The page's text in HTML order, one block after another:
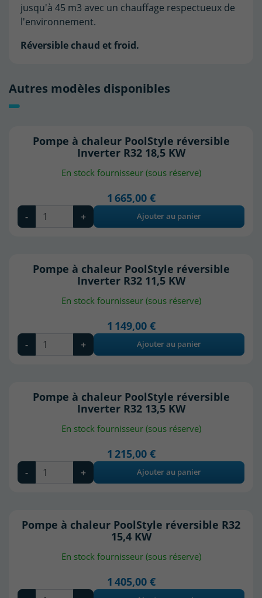
jusqu'à 45 m3 avec un chauffage respectueux de
l'environnement.
Réversible chaud et froid.
Autres modèles disponibles
Pompe à chaleur PoolStyle réversible
Inverter R32 18,5 KW
En stock fournisseur (sous réserve)
1 665,00 €
- + Ajouter au panier
Pompe à chaleur PoolStyle réversible
Inverter R32 11,5 KW
En stock fournisseur (sous réserve)
1 149,00 €
- + Ajouter au panier
Pompe à chaleur PoolStyle réversible
Inverter R32 13,5 KW
En stock fournisseur (sous réserve)
1 215,00 €
- + Ajouter au panier
Pompe à chaleur PoolStyle réversible R32
15,4 KW
En stock fournisseur (sous réserve)
1 405,00 €